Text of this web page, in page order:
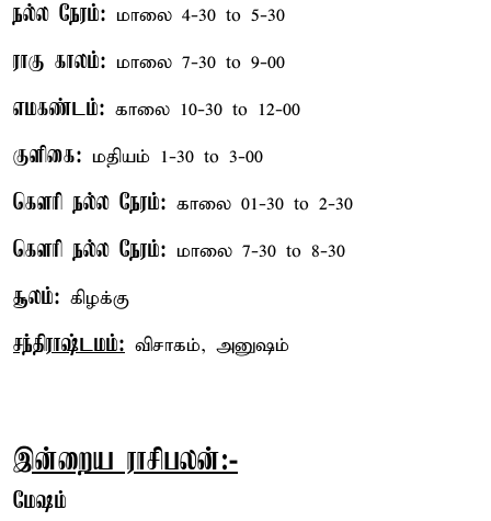
நல்ல நேரம்: மாலை 4-30 to 5-30
ராகு காலம்: மாலை 7-30 to 9-00
எமகண்டம்: காலை 10-30 to 12-00
குளிகை: மதியம் 1-30 to 3-00
கௌரி நல்ல நேரம்: காலை 01-30 to 2-30
கௌரி நல்ல நேரம்: மாலை 7-30 to 8-30
சூலம்: கிழக்கு
சந்திராஷ்டமம்: விசாகம், அனுஷம்
இன்றைய ராசிபலன்:-
மேஷம்